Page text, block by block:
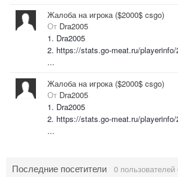
Жалоба на игрока ($2000$ csgo)
От Dra2005
1. Dra2005
2. https://stats.go-meat.ru/playerinfo/
...
Жалоба на игрока ($2000$ csgo)
От Dra2005
1. Dra2005
2. https://stats.go-meat.ru/playerinfo/
...
Последние посетители 0 пользователей